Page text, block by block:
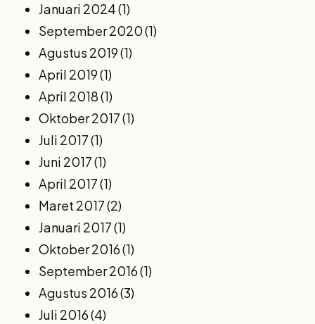
Januari 2024(1)
September 2020(1)
Agustus 2019(1)
April 2019(1)
April 2018(1)
Oktober 2017(1)
Juli 2017(1)
Juni 2017(1)
April 2017(1)
Maret 2017(2)
Januari 2017(1)
Oktober 2016(1)
September 2016(1)
Agustus 2016(3)
Juli 2016(4)